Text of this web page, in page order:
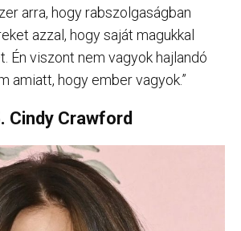
arra, hogy rabszolgaságban
azzal, hogy saját magukkal
Én viszont nem vagyok hajlandó
amiatt, hogy ember vagyok.”
Cindy Crawford